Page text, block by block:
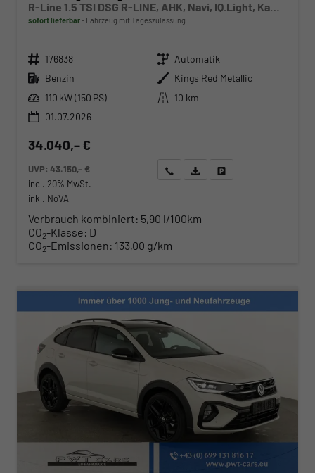
R-Line 1.5 TSI DSG R-LINE, AHK, Navi, IQ.Light, Kamera, ACC, Winter
sofort lieferbar Fahrzeug mit Tageszulassung
Fahrzeugnr. 176838 Getriebe Automatik
Kraftstoff Benzin Außenfarbe Kings Red Metallic
Leistung 110 kW (150 PS) Kilometerstand
10 km
01.07.2026
34.040,– €
UVP:43.150,– €
incl. 20% MwSt.
inkl. NoVA
Wir rufen Sie anAngebot drucken (PDF)
Verbrauch kombiniert: 5,90 l/100km
CO2-Klasse: D
CO2-Emissionen: 133,00 g/km